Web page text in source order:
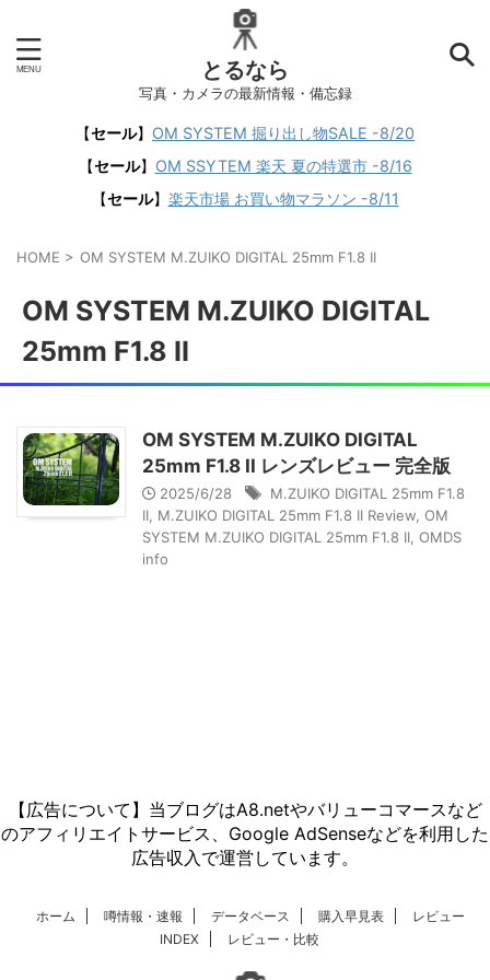
とるなら
写真・カメラの最新情報・備忘録
【セール】 OM SYSTEM 掘り出し物SALE -8/20
【セール】 OM SSYTEM 楽天 夏の特選市 -8/16
【セール】 楽天市場 お買い物マラソン -8/11
HOME > OM SYSTEM M.ZUIKO DIGITAL 25mm F1.8 II
OM SYSTEM M.ZUIKO DIGITAL
25mm F1.8 II
OM SYSTEM M.ZUIKO DIGITAL
25mm F1.8 II レンズレビュー 完全版
2025/6/28
M.ZUIKO DIGITAL 25mm F1.8
II M.ZUIKO DIGITAL 25mm F1.8 II Review OM
SYSTEM M.ZUIKO DIGITAL 25mm F1.8 II OMDS
info
【広告について】当ブログはA8.netやバリューコマースなど
のアフィリエイトサービス、Google AdSenseなどを利用した
広告収入で運営しています。
ホーム 噂情報・速報 データベース 購入早見表
レビュー
INDEX
レビュー・比較